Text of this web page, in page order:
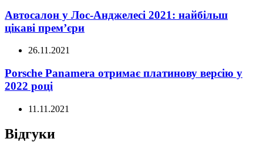
Автосалон у Лос-Анджелесі 2021: найбільш
цікаві прем’єри
26.11.2021
Porsche Panamera отримає платинову версію у
2022 році
11.11.2021
Відгуки